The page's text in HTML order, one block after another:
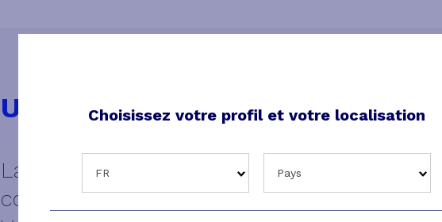
Choisissez votre profil et votre localisation
FR Pays
Un savoir-faire
La qualité de notre accompagnement
connaissance de vos attentes, de vos